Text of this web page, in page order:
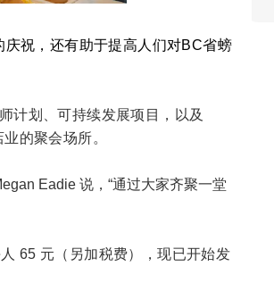
祝，还有助于提高人们对BC省螃
计划、可持续发展项目，以及
的聚会场所。
Eadie 说，“通过大家齐聚一堂
65 元（另加税费），现已开始发